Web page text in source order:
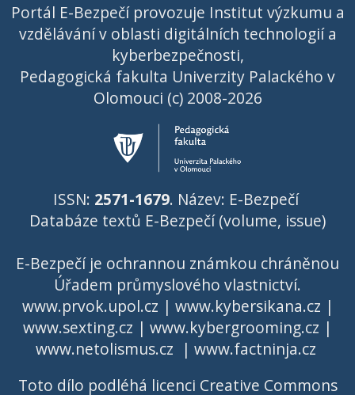
Portál E-Bezpečí provozuje Institut výzkumu a
vzdělávání v oblasti digitálních technologií a
kyberbezpečnosti,
Pedagogická fakulta Univerzity Palackého v
Olomouci (c) 2008-2026
ISSN: 2571-1679. Název: E-Bezpečí
Databáze textů E-Bezpečí (volume, issue)
E-Bezpečí je ochrannou známkou chráněnou
Úřadem průmyslového vlastnictví.
www.prvok.upol.cz | www.kybersikana.cz |
www.sexting.cz | www.kybergrooming.cz |
www.netolismus.cz | www.factninja.cz
Toto dílo podléhá licenci Creative Commons